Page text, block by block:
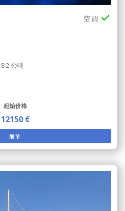
空调
8.2 公吨
起始价格
12150 €
细节